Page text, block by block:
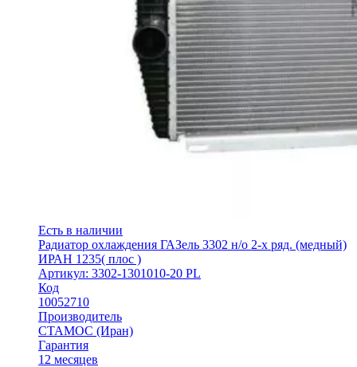
Есть в наличии
Радиатор охлаждения ГАЗель 3302 н/о 2-х ряд. (медный)
ИРАН 1235( плос )
Артикул: 3302-1301010-20 PL
Код
10052710
Производитель
СТАМОС (Иран)
Гарантия
12 месяцев